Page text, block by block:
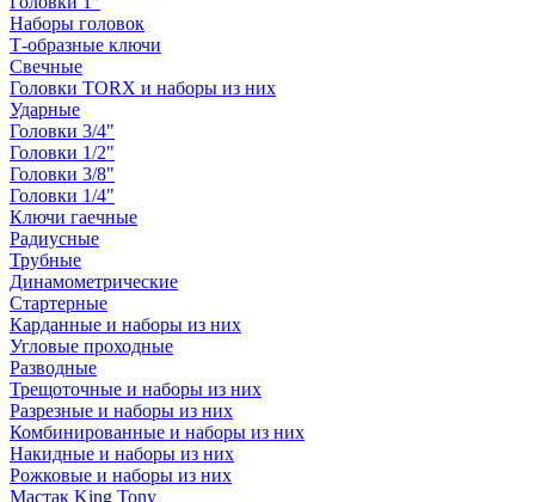
Наборы головок
Т-образные ключи
Свечные
Головки TORX и наборы из них
Ударные
Головки 3/4"
Головки 1/2"
Головки 3/8"
Головки 1/4"
Ключи гаечные
Радиусные
Трубные
Динамометрические
Стартерные
Карданные и наборы из них
Угловые проходные
Разводные
Трещоточные и наборы из них
Разрезные и наборы из них
Комбинированные и наборы из них
Накидные и наборы из них
Рожковые и наборы из них
Мастак King Tony